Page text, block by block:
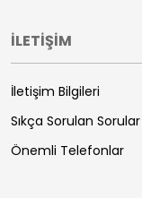
İLETİŞİM
İletişim Bilgileri
Sıkça Sorulan Sorular
Önemli Telefonlar